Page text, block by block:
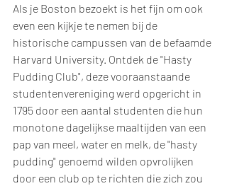
Als je Boston bezoekt is het fijn om ook
even een kijkje te nemen bij de
historische campussen van de befaamde
Harvard University. Ontdek de "Hasty
Pudding Club", deze vooraanstaande
studentenvereniging werd opgericht in
1795 door een aantal studenten die hun
monotone dagelijkse maaltijden van een
pap van meel, water en melk, de "hasty
pudding" genoemd wilden opvrolijken
door een club op te richten die zich zou